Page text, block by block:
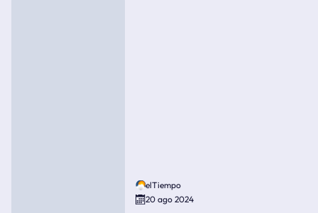
elTiempo
20 ago 2024